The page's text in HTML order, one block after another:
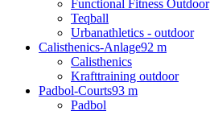
Functional Fitness Outdoor
Teqball
Urbanathletics - outdoor
Calisthenics-Anlage92 m
Calisthenics
Krafttraining outdoor
Padbol-Courts93 m
Padbol